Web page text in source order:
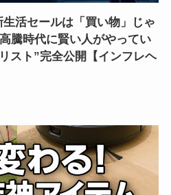
生活セールは「買い物」じゃ
騰時代に賢い人がやってい
スト”完全公開【インフレヘ